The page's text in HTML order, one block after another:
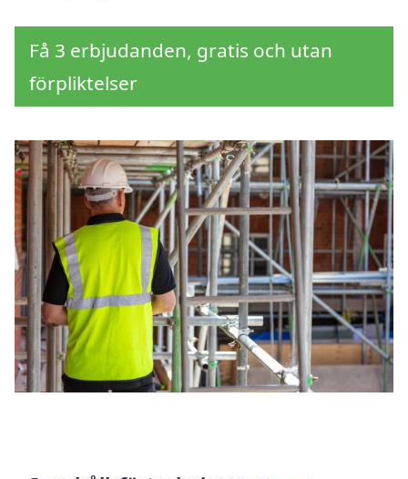
Få 3 erbjudanden, gratis och utan
förpliktelser